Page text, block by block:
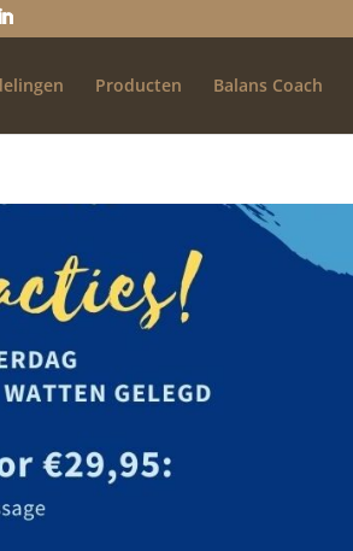
Producten Balans Coach